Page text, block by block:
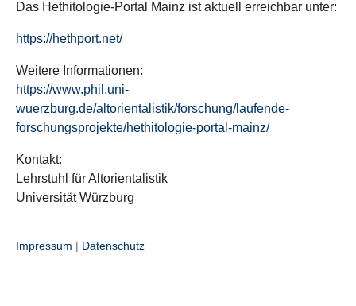
Das Hethitologie-Portal Mainz ist aktuell erreichbar unter:
https://hethport.net/
Weitere Informationen:
https://www.phil.uni-
wuerzburg.de/altorientalistik/forschung/laufende-
forschungsprojekte/hethitologie-portal-mainz/
Kontakt:
Lehrstuhl für Altorientalistik
Universität Würzburg
Impressum | Datenschutz